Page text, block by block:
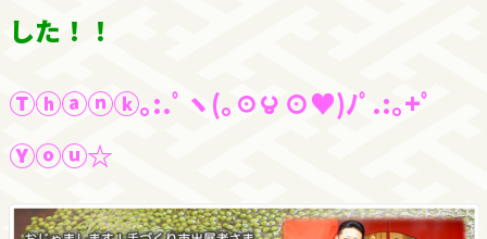
した！！
Ⓣⓗⓐⓝⓚ｡:.ﾟヽ(｡☉౪ ⊙♥)ﾉﾟ.:｡+ﾟ
Ⓨⓞⓤ☆